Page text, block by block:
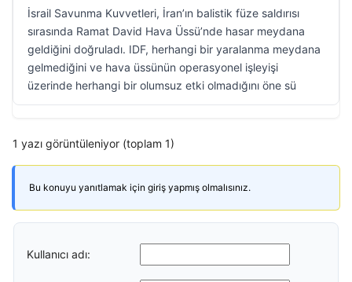
İsrail Savunma Kuvvetleri, İran’ın balistik füze saldırısı
sırasında Ramat David Hava Üssü’nde hasar meydana
geldiğini doğruladı. IDF, herhangi bir yaralanma meydana
gelmediğini ve hava üssünün operasyonel işleyişi
üzerinde herhangi bir olumsuz etki olmadığını öne sü
1 yazı görüntüleniyor (toplam 1)
Bu konuyu yanıtlamak için giriş yapmış olmalısınız.
Kullanıcı adı: